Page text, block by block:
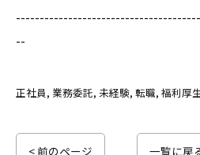
--
正社員 業務委託 未経験 転職 福利厚
< 前のページ 一覧に戻